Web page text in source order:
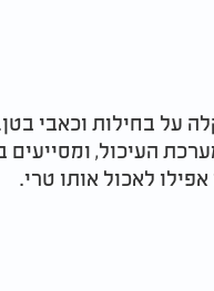
על בחילות וכאבי
העיכול,
לאכול אותו טרי.